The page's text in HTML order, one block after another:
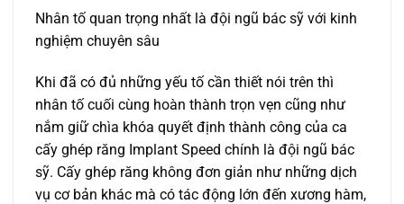
Nhân tố quan trọng nhất là đội ngũ bác sỹ với kinh
nghiệm chuyên sâu
Khi đã có đủ những yếu tố cần thiết nói trên thì
nhân tố cuối cùng hoàn thành trọn vẹn cũng như
nắm giữ chìa khóa quyết định thành công của ca
cấy ghép răng Implant Speed chính là đội ngũ bác
sỹ. Cấy ghép răng không đơn giản như những dịch
vụ cơ bản khác mà có tác động lớn đến xương hàm,